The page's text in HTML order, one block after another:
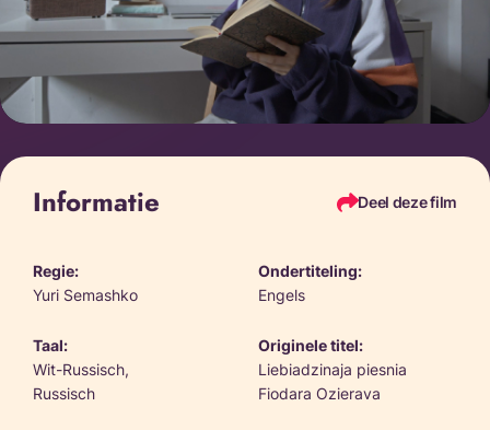
Informatie Deel deze film
Regie:
Yuri Semashko
Ondertiteling:
Engels
Taal:
Wit-Russisch,
Russisch
Originele titel:
Liebiadzinaja piesnia
Fiodara Ozierava